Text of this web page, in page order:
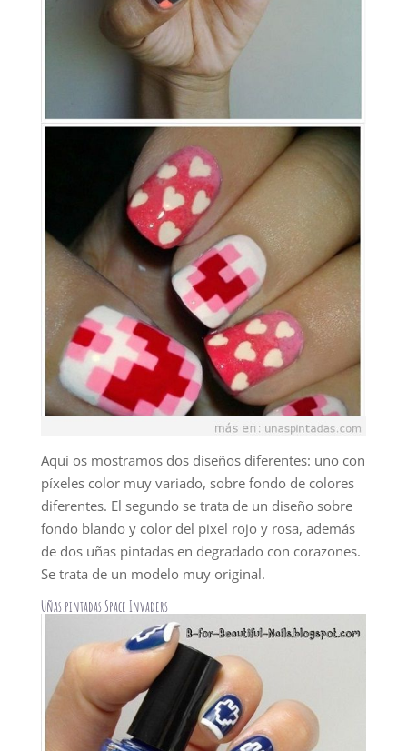
Aquí os mostramos dos diseños diferentes: uno con
píxeles color muy variado, sobre fondo de colores
diferentes. El segundo se trata de un diseño sobre
fondo blando y color del pixel rojo y rosa, además
de dos uñas pintadas en degradado con corazones.
Se trata de un modelo muy original.
Uñas pintadas Space Invaders